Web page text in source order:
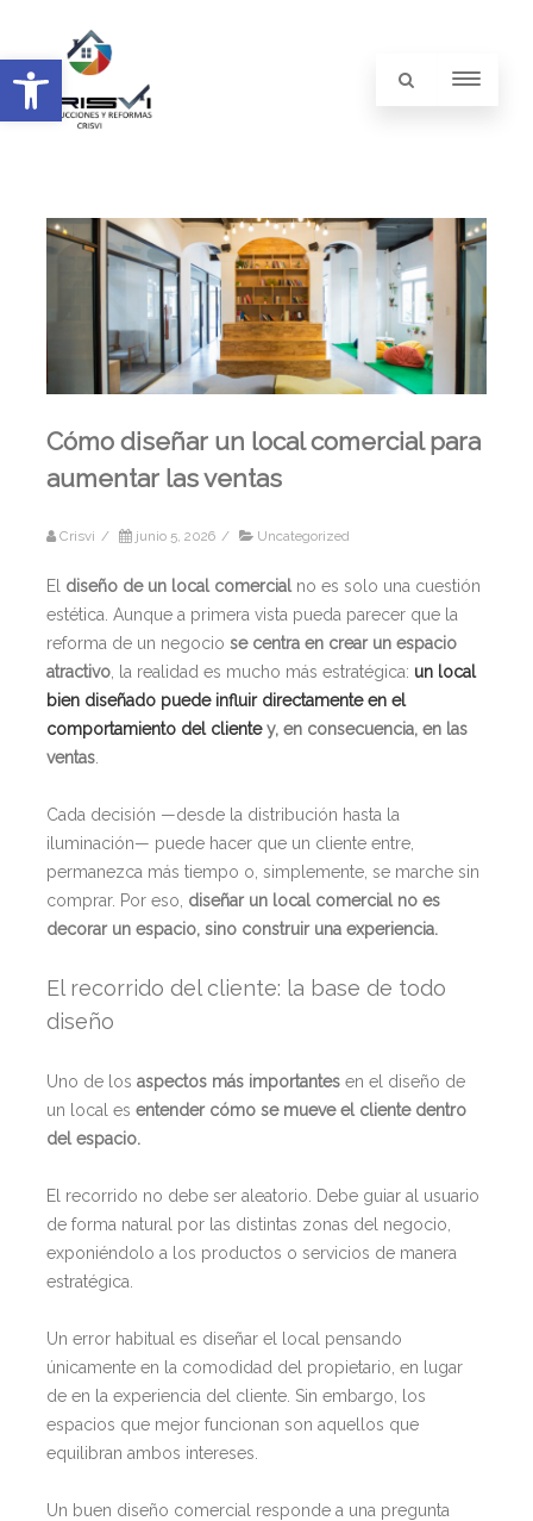
Abrir barra de herramientas
Cómo diseñar un local comercial para
aumentar las ventas
Crisvi / junio 5, 2026 / Uncategorized
El diseño de un local comercial no es solo una cuestión
estética. Aunque a primera vista pueda parecer que la
reforma de un negocio se centra en crear un espacio
atractivo , la realidad es mucho más estratégica: un local
bien diseñado puede influir directamente en el
comportamiento del clientey, en consecuencia, en las
ventas
Cada decisión —desde la distribución hasta la
iluminación— puede hacer que un cliente entre,
permanezca más tiempo o, simplemente, se marche sin
comprar. Por eso, diseñar un local comercial no es
decorar un espacio, sino construir una experiencia.
El recorrido del cliente: la base de todo
diseño
Uno de los aspectos más importantes en el diseño de
un local es entender cómo se mueve el cliente dentro
del espacio.
El recorrido no debe ser aleatorio. Debe guiar al usuario
de forma natural por las distintas zonas del negocio,
exponiéndolo a los productos o servicios de manera
estratégica.
Un error habitual es diseñar el local pensando
únicamente en la comodidad del propietario, en lugar
de en la experiencia del cliente. Sin embargo, los
espacios que mejor funcionan son aquellos que
equilibran ambos intereses.
Un buen diseño comercial responde a una pregunta